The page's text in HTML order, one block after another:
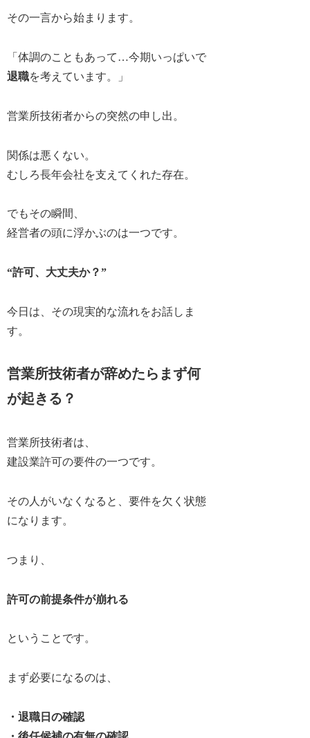
その一言から始まります。
「体調のこともあって…今期いっぱいで
退職を考えています。 」
営業所技術者からの突然の申し出。
関係は悪くない。
むしろ長年会社を支えてくれた存在。
でもその瞬間、
経営者の頭に浮かぶのは一つです。
“許可、大丈夫か？”
今日は、その現実的な流れをお話しま
す。
営業所技術者が辞めたらまず何
が起きる？
営業所技術者は、
建設業許可の要件の一つです。
その人がいなくなると、要件を欠く状態
になります。
つまり、
許可の前提条件が崩れる
ということです。
まず必要になるのは、
・退職日の確認